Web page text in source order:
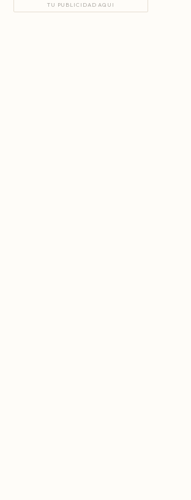
TU PUBLICIDAD AQUI